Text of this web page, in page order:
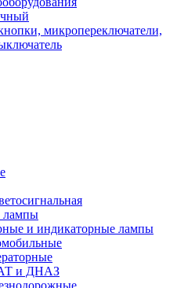
микропереключатели,
лампы
и индикаторные лампы
и ДНАЗ